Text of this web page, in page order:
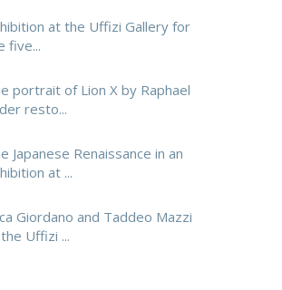
at the Uffizi Gallery for
five...
portrait of Lion X by Raphael
resto...
Japanese Renaissance in an
at ...
Giordano and Taddeo Mazzi
Uffizi ...